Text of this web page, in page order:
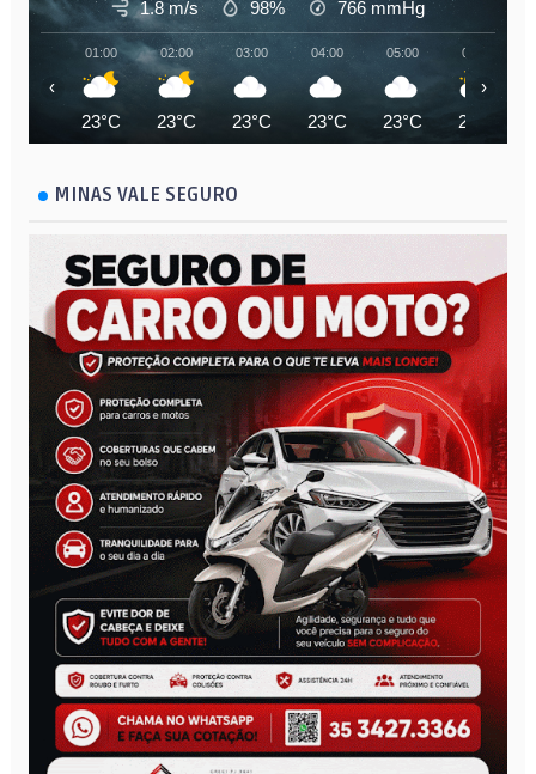
1.8 m/s 98% 766 mmHg
01:00
23°C
02:00
23°C
03:00
23°C
04:00
23°C
05:00
23°C
06:00
23°C
‹ ›
MINAS VALE SEGURO